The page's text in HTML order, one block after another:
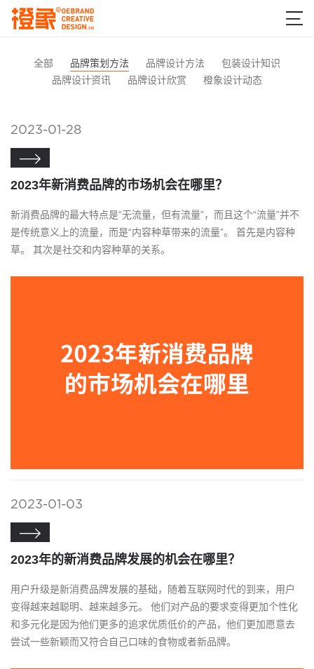

全部 品牌策划方法 品牌设计方法
包装设计知识
品牌设计资讯
品牌设计欣赏 橙象设计动态
2023-01-28

2023年新消费品牌的市场机会在哪里？
新消费品牌的最大特点是“无流量，但有流量”，而且这个“流量”并不
是传统意义上的流量，而是“内容种草带来的流量”。 首先是内容种
草。 其次是社交和内容种草的关系。
2023-01-03

2023年的新消费品牌发展的机会在哪里？
用户升级是新消费品牌发展的基础，随着互联网时代的到来，用户
变得越来越聪明、越来越多元。 他们对产品的要求变得更加个性化
和多元化是因为他们更多的追求优质低价的产品，他们更加愿意去
尝试一些新颖而又符合自己口味的食物或者新品牌。